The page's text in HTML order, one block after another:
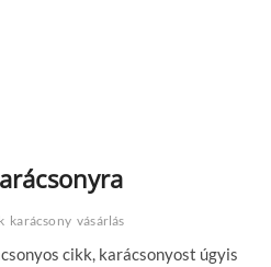
karácsony vásárlás
cikk, karácsonyost úgyis